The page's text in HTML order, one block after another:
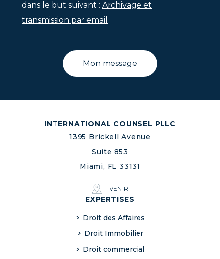
dans le but suivant : Archivage et
transmission par email
INTERNATIONAL COUNSEL PLLC
1395 Brickell Avenue
Suite 853
Miami, FL 33131
VENIR
EXPERTISES
Droit des Affaires
Droit Immobilier
Droit commercial